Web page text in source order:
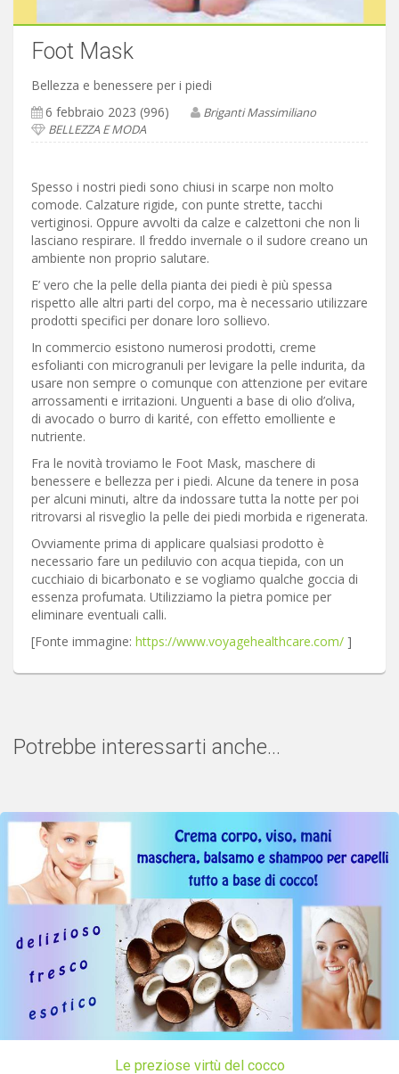
Foot Mask
Bellezza e benessere per i piedi
6 febbraio 2023 (996)
Briganti Massimiliano
BELLEZZA E MODA
Spesso i nostri piedi sono chiusi in scarpe non molto
comode. Calzature rigide, con punte strette, tacchi
vertiginosi. Oppure avvolti da calze e calzettoni che non li
lasciano respirare. Il freddo invernale o il sudore creano un
ambiente non proprio salutare.
E’ vero che la pelle della pianta dei piedi è più spessa
rispetto alle altri parti del corpo, ma è necessario utilizzare
prodotti specifici per donare loro sollievo.
In commercio esistono numerosi prodotti, creme
esfolianti con microgranuli per levigare la pelle indurita, da
usare non sempre o comunque con attenzione per evitare
arrossamenti e irritazioni. Unguenti a base di olio d’oliva,
di avocado o burro di karité, con effetto emolliente e
nutriente.
Fra le novità troviamo le Foot Mask, maschere di
benessere e bellezza per i piedi. Alcune da tenere in posa
per alcuni minuti, altre da indossare tutta la notte per poi
ritrovarsi al risveglio la pelle dei piedi morbida e rigenerata.
Ovviamente prima di applicare qualsiasi prodotto è
necessario fare un pediluvio con acqua tiepida, con un
cucchiaio di bicarbonato e se vogliamo qualche goccia di
essenza profumata. Utilizziamo la pietra pomice per
eliminare eventuali calli.
[Fonte immagine: https://www.voyagehealthcare.com/ ]
Potrebbe interessarti anche...
Le preziose virtù del cocco